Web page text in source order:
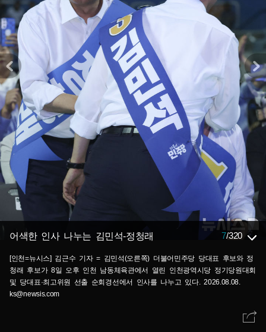
어색한 인사 나누는 김민석-정청래 7/320
[인천=뉴시스] 김근수 기자 = 김민석(오른쪽) 더불어민주당 당대표 후보와 정
청래 후보가 8일 오후 인천 남동체육관에서 열린 인천광역시당 정기당원대회
및 당대표·최고위원 선출 순회경선에서 인사를 나누고 있다. 2026.08.08.
ks@newsis.com